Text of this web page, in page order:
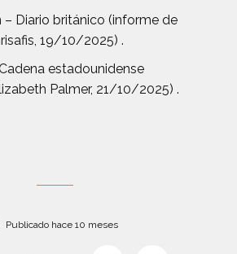
– Diario británico (informe de
19/10/2025) .
estadounidense
Palmer, 21/10/2025) .
Publicado hace 10 meses